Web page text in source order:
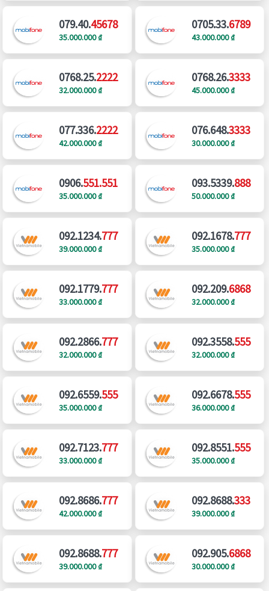
079.40.45678
35.000.000 ₫
0705.33.6789
43.000.000 ₫
0768.25.2222
32.000.000 ₫
0768.26.3333
45.000.000 ₫
077.336.2222
42.000.000 ₫
076.648.3333
30.000.000 ₫
0906.551.551
35.000.000 ₫
093.5339.888
50.000.000 ₫
092.1234.777
39.000.000 ₫
092.1678.777
35.000.000 ₫
092.1779.777
33.000.000 ₫
092.209.6868
32.000.000 ₫
092.2866.777
32.000.000 ₫
092.3558.555
32.000.000 ₫
092.6559.555
35.000.000 ₫
092.6678.555
36.000.000 ₫
092.7123.777
33.000.000 ₫
092.8551.555
35.000.000 ₫
092.8686.777
42.000.000 ₫
092.8688.333
39.000.000 ₫
092.8688.777
39.000.000 ₫
092.905.6868
30.000.000 ₫